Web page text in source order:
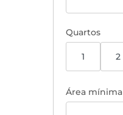
Quartos
1 2
Área mínima